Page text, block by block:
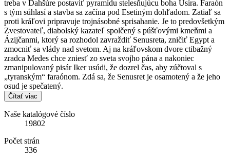
treba v Dahšúre postaviť pyramídu stelesňujúcu boha Usira. Faraón
s tým súhlasí a stavba sa začína pod Esetiným dohľadom. Zatiaľ sa
proti kráľovi pripravuje trojnásobné sprisahanie. Je to predovšetkým
Zvestovateľ, diabolský kazateľ spolčený s púšťovými kmeňmi a
Ázijčanmi, ktorý sa rozhodol zavraždiť Senusreta, zničiť Egypt a
zmocniť sa vlády nad svetom. Aj na kráľovskom dvore ctibažný
zradca Medes chce zniesť zo sveta svojho pána a nakoniec
zmanipulovaný pisár Iker usúdi, že dozrel čas, aby zúčtoval s
„tyranským“ faraónom. Zdá sa, že Senusret je osamotený a že jeho
osud je spečatený.
Čítať viac
Naše katalógové číslo
19802
Počet strán
336